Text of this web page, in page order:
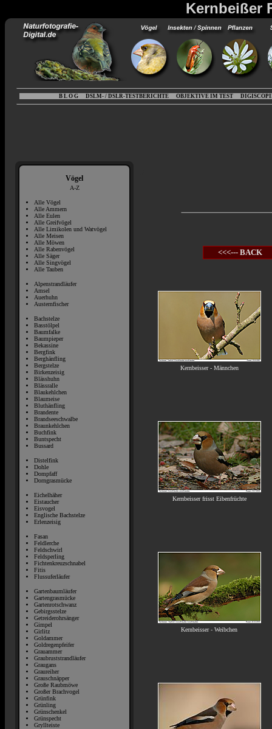
Kernbeißer
B L O G DSLM- / DSLR-TESTBERICHTE OBJEKTIVE IM TEST
Vögel
A-Z
Alle Vögel
Alle Ammern
Alle Eulen
Alle Greifvögel
Alle Limikolen und Watvögel
Alle Meisen
Alle Möwen
Alle Rabenvögel
Alle Säger
Alle Singvögel
Alle Tauben
Alpenstrandläufer
Amsel
Auerhuhn
Austernfischer
Bachstelze
Basstölpel
Baumfalke
Baumpieper
Bekassine
Bergfink
Berghänfling
Bergstelze
Birkenzeisig
Blässhuhn
Blässralle
Blaukehlchen
Blaumeise
Bluthänfling
Brandente
Brandseeschwalbe
Braunkehlchen
Buchfink
Buntspecht
Bussard
Distelfink
Dohle
Dompfaff
Dorngrasmücke
Eichelhäher
Eistaucher
Eisvogel
Englische Bachstelze
Erlenzeisig
Fasan
Feldlerche
Feldschwirl
Feldsperling
Fichtenkreuzschnabel
Fitis
Flussuferläufer
Gartenbaumläufer
Gartengrasmücke
Gartenrotschwanz
Gebirgsstelze
Getreiderohrsänger
Gimpel
Girlitz
Goldammer
Goldregenpfeifer
Grauammer
Graubruststrandläufer
Graugans
Graureiher
Grauschnäpper
Große Raubmöwe
Großer Brachvogel
Grünfink
Grünling
Grünschenkel
Grünspecht
Gryllteiste
<<<--- BACK
Kernbeisser - Männchen
Kernbeisser frisst Eibenfrüchte
Kernbeisser - Weibchen